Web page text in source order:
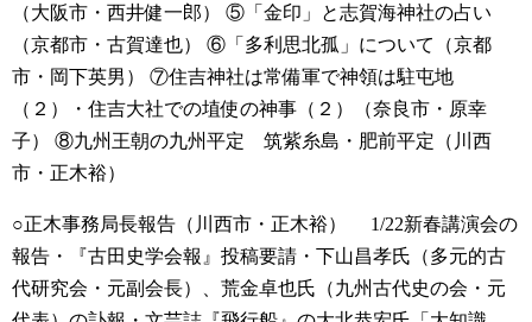
（大阪市・西井健一郎）
⑤「金印」と志賀海神社の占い
（京都市・古賀達也）
⑥「多利思北孤」について（京都
市・岡下英男）
⑦住吉神社は常備軍で神領は駐屯地
（２）・住吉大社での埴使の神事（２）（奈良市・原幸
子）
⑧九州王朝の九州平定 筑紫糸島・肥前平定（川西
市・正木裕）
○正木事務局長報告（川西市・正木裕）
1/22新春講演会の
報告・『古田史学会報』投稿要請・下山昌孝氏（多元的古
代研究会・元副会長）、荒金卓也氏（九州古代史の会・元